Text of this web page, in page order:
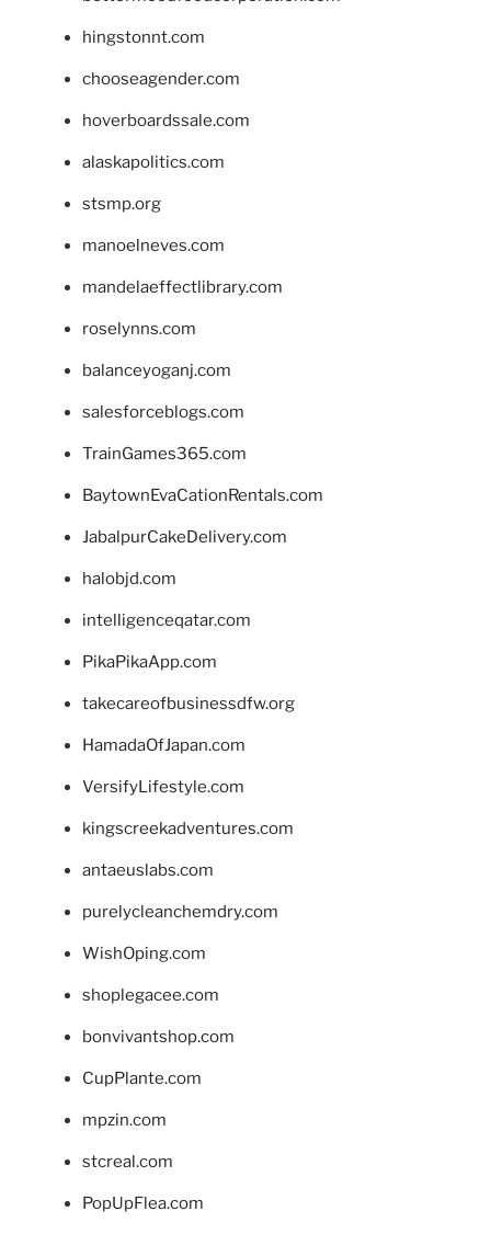
hingstonnt.com
chooseagender.com
hoverboardssale.com
alaskapolitics.com
stsmp.org
manoelneves.com
mandelaeffectlibrary.com
roselynns.com
balanceyoganj.com
salesforceblogs.com
TrainGames365.com
BaytownEvaCationRentals.com
JabalpurCakeDelivery.com
halobjd.com
intelligenceqatar.com
PikaPikaApp.com
takecareofbusinessdfw.org
HamadaOfJapan.com
VersifyLifestyle.com
kingscreekadventures.com
antaeuslabs.com
purelycleanchemdry.com
WishOping.com
shoplegacee.com
bonvivantshop.com
CupPlante.com
mpzin.com
stcreal.com
PopUpFlea.com